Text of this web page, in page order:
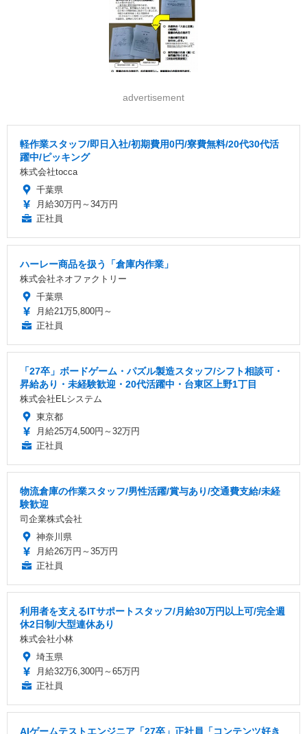
advertisement
軽作業スタッフ/即日入社/初期費用0円/寮費無料/20代30代活
躍中/ピッキング
株式会社tocca
千葉県
月給30万円～34万円
正社員
ハーレー商品を扱う「倉庫内作業」
株式会社ネオファクトリー
千葉県
月給21万5,800円～
正社員
「27卒」ボードゲーム・パズル製造スタッフ/シフト相談可・
昇給あり・未経験歓迎・20代活躍中・台東区上野1丁目
株式会社ELシステム
東京都
月給25万4,500円～32万円
正社員
物流倉庫の作業スタッフ/男性活躍/賞与あり/交通費支給/未経
験歓迎
司企業株式会社
神奈川県
月給26万円～35万円
正社員
利用者を支えるITサポートスタッフ/月給30万円以上可/完全週
休2日制/大型連休あり
株式会社小林
埼玉県
月給32万6,300円～65万円
正社員
AIゲームテストエンジニア「27卒」正社員「コンテンツ好き